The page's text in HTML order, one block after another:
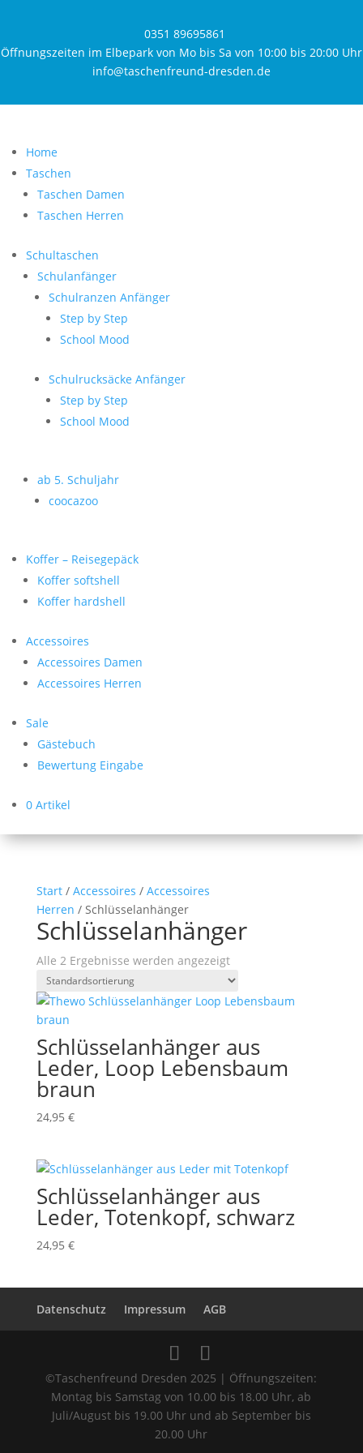
0351 89695861
Öffnungszeiten im Elbepark von Mo bis Sa von 10:00 bis 20:00 Uhr
info@taschenfreund-dresden.de
Home
Taschen
Taschen Damen
Taschen Herren
Schultaschen
Schulanfänger
Schulranzen Anfänger
Step by Step
School Mood
Schulrucksäcke Anfänger
Step by Step
School Mood
ab 5. Schuljahr
coocazoo
Koffer – Reisegepäck
Koffer softshell
Koffer hardshell
Accessoires
Accessoires Damen
Accessoires Herren
Sale
Gästebuch
Bewertung Eingabe
0 Artikel
Start/ Accessoires / Accessoires
Herren / Schlüsselanhänger
Schlüsselanhänger
Alle 2 Ergebnisse werden angezeigt
Schlüsselanhänger aus
Leder, Loop Lebensbaum
braun
24,95 €
Schlüsselanhänger aus
Leder, Totenkopf, schwarz
24,95 €
Datenschutz Impressum AGB
©Taschenfreund Dresden 2025 | Öffnungszeiten:
Montag bis Samstag von 10.00 bis 18.00 Uhr, ab
Juli/August bis 19.00 Uhr und ab September bis
20.00 Uhr